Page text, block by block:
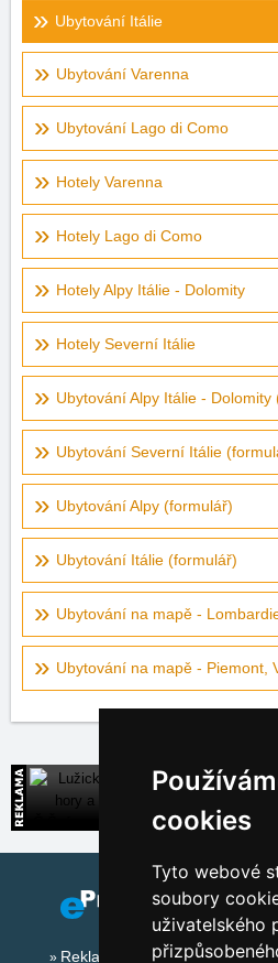
cookies
Tyto webové
soubory
uživatelského
Ubytování Itálie
Ubytování Varenna
Ubytování Lago di Como
Hotely Varenna
Hotely Lago di Como
Hotely Alpy Itálie - Dolomity
Hotely Severní Itálie
Ubytování Alpy Itálie - Dolomity
Ubytování Severní Itálie
Ubytování Alpy (formulář)
Ubytování Itálie (formulář)
Ubytování na mapě -
Ubytování na mapě - Piemont,
Lužické
Široká nabídka
Reklama na tomto serveru